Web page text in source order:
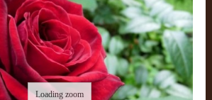
Loading zoom